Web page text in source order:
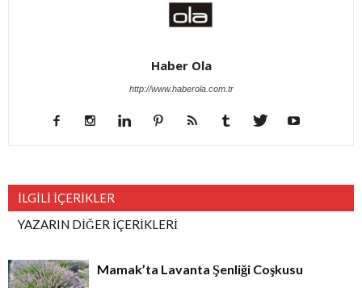
Haber Ola
http://www.haberola.com.tr
İLGİLİ İÇERİKLER
YAZARIN DİĞER İÇERİKLERİ
Mamak’ta Lavanta Şenliği Coşkusu